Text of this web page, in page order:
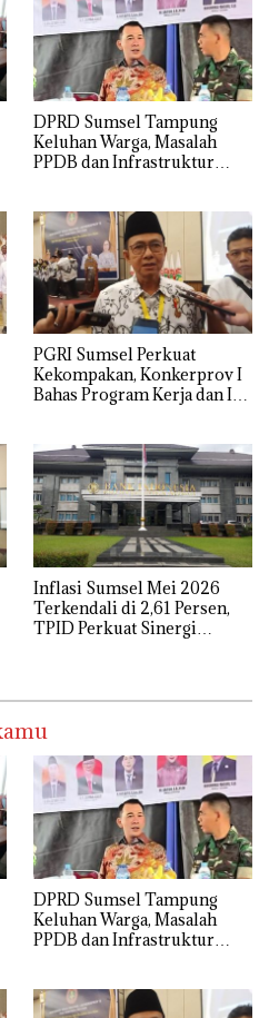
DPRD Sumsel Tampung
Keluhan Warga, Masalah
PPDB dan Infrastruktur
PGRI Sumsel Perkuat
Kekompakan, Konkerprov I
Bahas Program Kerja dan Isu
Inflasi Sumsel Mei 2026
Terkendali di 2,61 Persen,
TPID Perkuat Sinergi
DPRD Sumsel Tampung
Keluhan Warga, Masalah
PPDB dan Infrastruktur